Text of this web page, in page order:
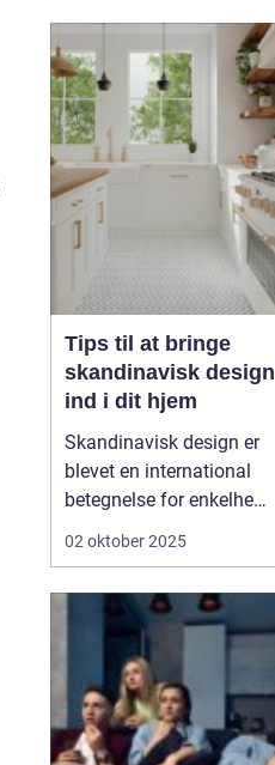
Fotograf
Aalborg
, vil man opdage
et væld af mulig...
Tips til at bringe
skandinavisk design
ind i dit hjem
Skandinavisk design er
blevet en international
betegnelse for enkelhed,
funktionalitet og tidløs
minimalistisk og varm,
hvor det praktiske møder
det smukke. Mange
forbinder s...
02 oktober 2025